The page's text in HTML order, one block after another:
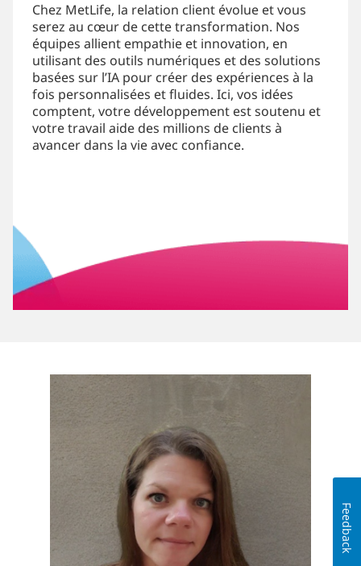
Chez MetLife, la relation client évolue et vous
serez au cœur de cette transformation. Nos
équipes allient empathie et innovation, en
utilisant des outils numériques et des solutions
basées sur l’IA pour créer des expériences à la
fois personnalisées et fluides. Ici, vos idées
comptent, votre développement est soutenu et
votre travail aide des millions de clients à
avancer dans la vie avec confiance.
Feedback